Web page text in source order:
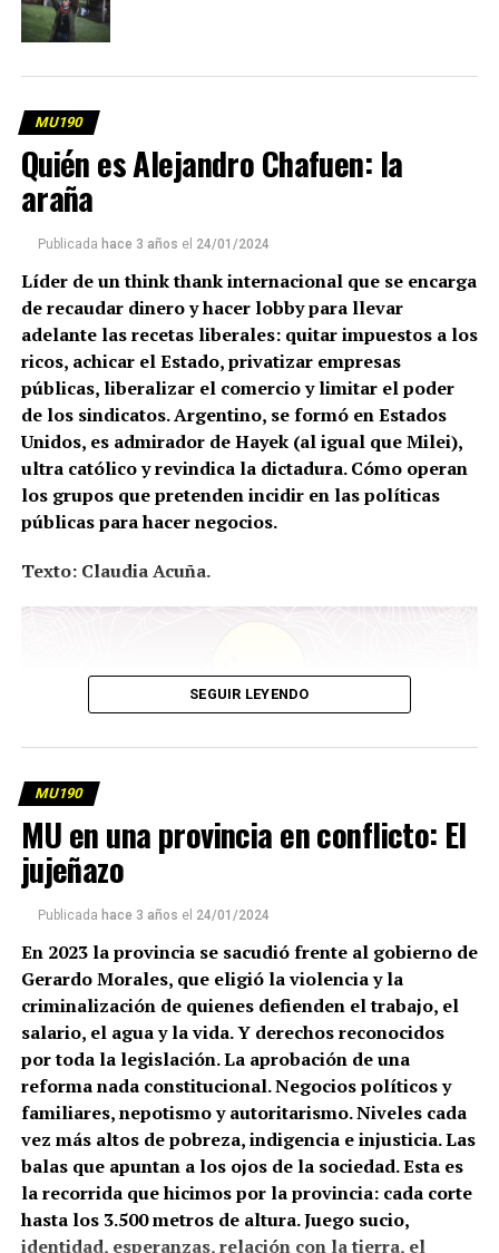
MU190
Quién es Alejandro Chafuen: la
araña
Publicada hace 3 años el 24/01/2024
Líder de un think thank internacional que se encarga
de recaudar dinero y hacer lobby para llevar
adelante las recetas liberales: quitar impuestos a los
ricos, achicar el Estado, privatizar empresas
públicas, liberalizar el comercio y limitar el poder
de los sindicatos. Argentino, se formó en Estados
Unidos, es admirador de Hayek (al igual que Milei),
ultra católico y revindica la dictadura. Cómo operan
los grupos que pretenden incidir en las políticas
públicas para hacer negocios.
Texto: Claudia Acuña.
habla con dejo anglosajón, aunque nunca abandonó las
elles pronunciadas como porteño. Su tono es de
profesor y lo que enseña es el dogma que ha concebido y
que predica desde hace años: el cruce entre el
catolicismo extremista y el liberalismo terrorista.
Alejandro Antonio Chafuenes, fundamentalmente, un
apóstol de la ultraderecha. Una misión que –cuenta en
sus charlas académicas– descubrió cuando conoció al
austríaco Friedrich August von Hayek, ganador del
Nobel en Economía en 1974. Los unía, además, la
defensa de las dictaduras. Chafuen de Videla; Hayek, de
cualquiera, tal como explicitó en una entrevista al diario
El Mercurio y en el Chile de Pinochet:“Personalmente
SEGUIR LEYENDO
MU190
MU en una provincia en conflicto: El
jujeñazo
Publicada hace 3 años el 24/01/2024
En 2023 la provincia se sacudió frente al gobierno de
Gerardo Morales, que eligió la violencia y la
criminalización de quienes defienden el trabajo, el
salario, el agua y la vida. Y derechos reconocidos
por toda la legislación. La aprobación de una
reforma nada constitucional. Negocios políticos y
familiares, nepotismo y autoritarismo. Niveles cada
vez más altos de pobreza, indigencia e injusticia. Las
balas que apuntan a los ojos de la sociedad. Esta es
la recorrida que hicimos por la provincia: cada corte
hasta los 3.500 metros de altura. Juego sucio,
identidad, esperanzas, relación con la tierra, el